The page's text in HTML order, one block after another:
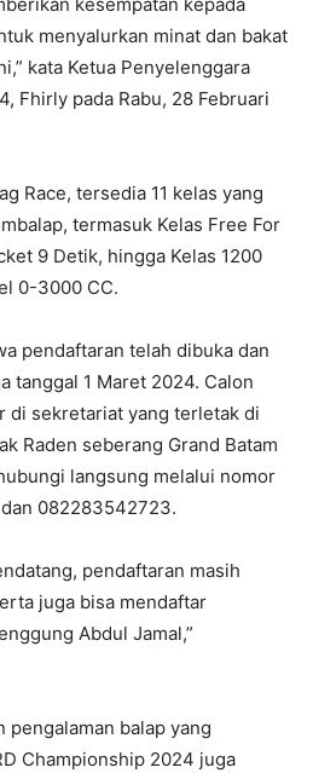
menyalurkan minat dan bakat
kata Ketua Penyelenggara
Fhirly pada Rabu, 28 Februari
Race, tersedia 11 kelas yang
termasuk Kelas Free For
9 Detik, hingga Kelas 1200
0-3000 CC.
pendaftaran telah dibuka dan
tanggal 1 Maret 2024. Calon
di sekretariat yang terletak di
Raden seberang Grand Batam
langsung melalui nomor
082283542723.
pendaftaran masih
juga bisa mendaftar
Abdul Jamal,”
pengalaman balap yang
Championship 2024 juga